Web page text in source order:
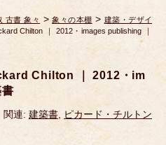
古書 象々 >象々の本棚 > 建築・デザイ
Chilton ｜ 2012・images publishing ｜
Chilton ｜ 2012・im
関連: 建築書, ピカード・チルトン